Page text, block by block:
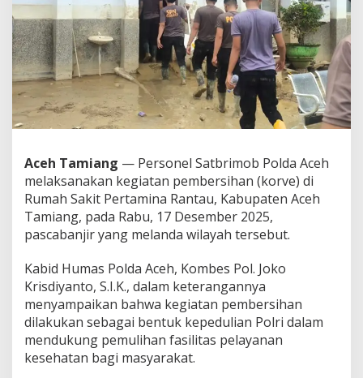
L
a
k
u
k
a
n
P
e
e
r
s
i
h
a
R
u
m
a
h
S
a
Aceh Tamiang — Personel Satbrimob Polda Aceh
melaksanakan kegiatan pembersihan (korve) di
Rumah Sakit Pertamina Rantau, Kabupaten Aceh
Tamiang, pada Rabu, 17 Desember 2025,
pascabanjir yang melanda wilayah tersebut.
Kabid Humas Polda Aceh, Kombes Pol. Joko
Krisdiyanto, S.I.K., dalam keterangannya
menyampaikan bahwa kegiatan pembersihan
dilakukan sebagai bentuk kepedulian Polri dalam
mendukung pemulihan fasilitas pelayanan
kesehatan bagi masyarakat.